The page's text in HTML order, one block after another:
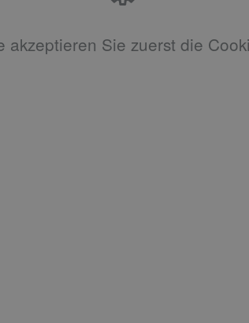
akzeptieren Sie zuerst die